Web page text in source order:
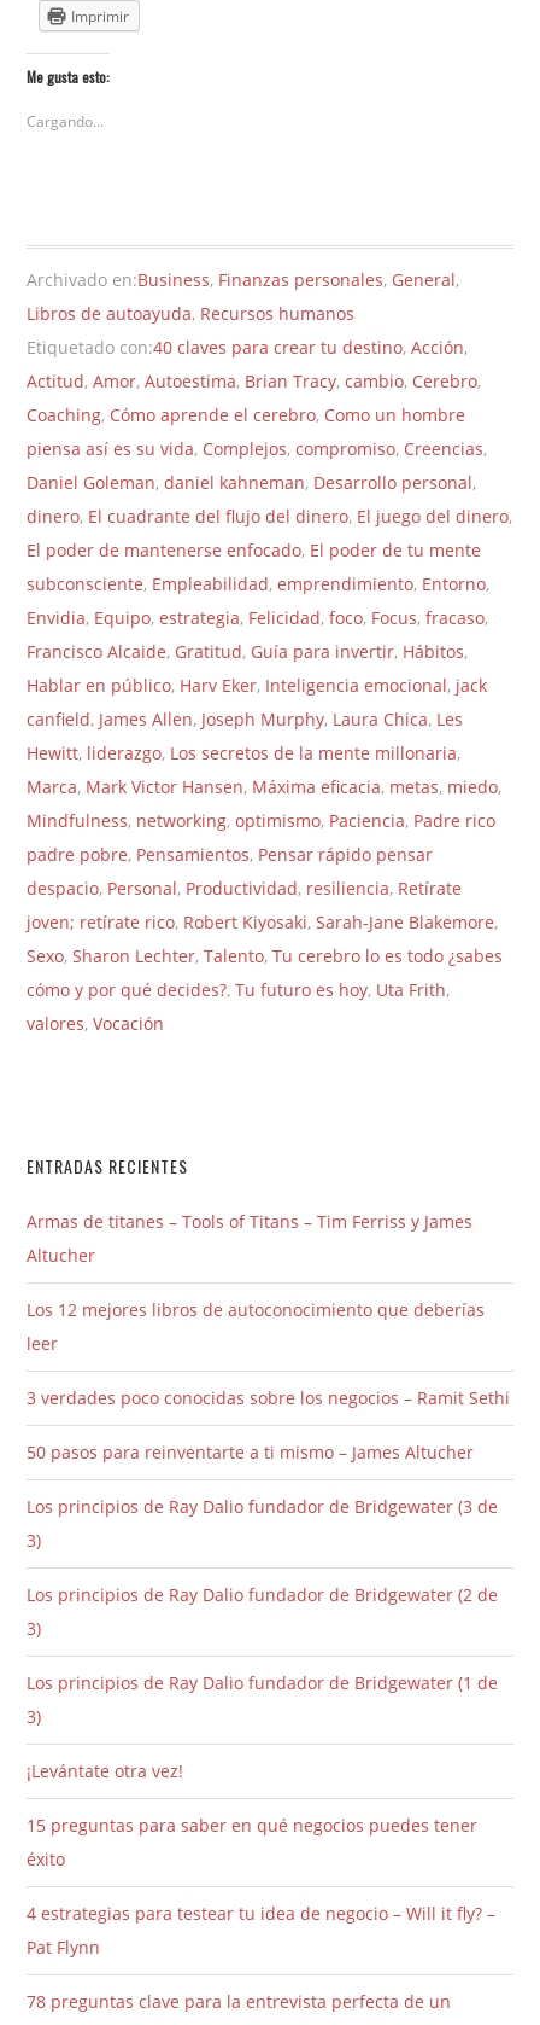
Imprimir
Me gusta esto:
Cargando...
Archivado en:Business, Finanzas personales, General,
Libros de autoayuda, Recursos humanos
Etiquetado con:40 claves para crear tu destino,Acción,
Actitud,Amor,Autoestima, Brian Tracy,cambio, Cerebro,
Coaching, Cómo aprende el cerebro, Como un hombre
piensa así es su vida, Complejos,compromiso, Creencias,
Daniel Goleman,daniel kahneman, Desarrollo personal,
dinero, El cuadrante del flujo del dinero, El juego del dinero,
El poder de mantenerse enfocado, El poder de tu mente
subconsciente, Empleabilidad,emprendimiento, Entorno,
Envidia, Equipo,estrategia, Felicidad,foco, Focus,fracaso,
Francisco Alcaide, Gratitud, Guía para invertir, Hábitos,
Hablar en público, Harv Eker, Inteligencia emocional, jack
canfield, James Allen, Joseph Murphy, Laura Chica, Les
Hewitt, liderazgo, Los secretos de la mente millonaria,
Marca, Mark Victor Hansen, Máxima eficacia, metas, miedo,
Mindfulness, networking,optimismo, Paciencia, Padre rico
padre pobre, Pensamientos, Pensar rápido pensar
despacio, Personal, Productividad, resiliencia, Retírate
joven; retírate rico, Robert Kiyosaki,Sarah-Jane Blakemore,
Sexo,Sharon Lechter,Talento,Tu cerebro lo es todo ¿sabes
cómo y por qué decides?,Tu futuro es hoy, Uta Frith,
valores,Vocación
ENTRADAS RECIENTES
Armas de titanes – Tools of Titans – Tim Ferriss y James
Altucher
Los 12 mejores libros de autoconocimiento que deberías
leer
3 verdades poco conocidas sobre los negocios – Ramit Sethi
50 pasos para reinventarte a ti mismo – James Altucher
Los principios de Ray Dalio fundador de Bridgewater (3 de
3)
Los principios de Ray Dalio fundador de Bridgewater (2 de
3)
Los principios de Ray Dalio fundador de Bridgewater (1 de
3)
¡Levántate otra vez!
15 preguntas para saber en qué negocios puedes tener
éxito
4 estrategias para testear tu idea de negocio – Will it fly? –
Pat Flynn
78 preguntas clave para la entrevista perfecta de un